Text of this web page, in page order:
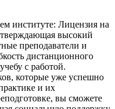
институте: Лицензия на
высокий
преподаватели и
дистанционного
с работой.
которые уже успешно
и их
вы сможете